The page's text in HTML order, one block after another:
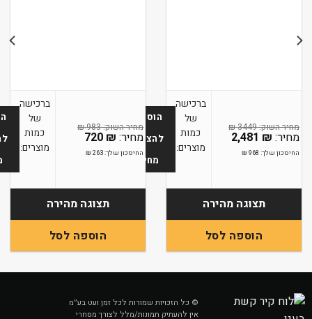
3449
₪
2,481 ₪
החיסכון שלך:968
₪
ברכישה
של
כמות
מוצרים:
הוספה
להצעת
מחיר
תצוגה מהירה
הוספה לסל
983
₪
720 ₪
החיסכון שלך:263
₪
ברכישה
של
כמות
מוצרים:
תצוגה מהירה
הוספה לסל
© כל הזכויות שמורות לכל זמן ועט בע״מ
אין להעתיק תמונות/מלל לצורך מסחרי